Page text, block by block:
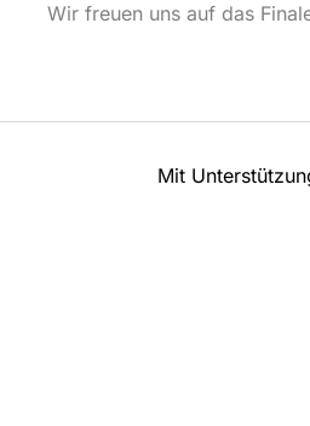
Wir freuen uns auf das
Mit